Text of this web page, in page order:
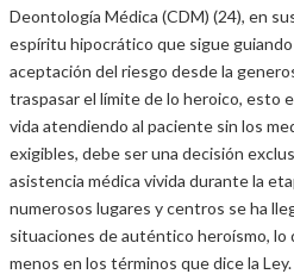
Deontología Médica (CDM) (24), en
espíritu hipocrático que sigue
aceptación del riesgo desde la
traspasar el límite de lo heroico, esto
vida atendiendo al paciente sin los
exigibles, debe ser una decisión
asistencia médica vivida durante la
numerosos lugares y centros se ha
situaciones de auténtico heroísmo, lo
menos en los términos que dice la